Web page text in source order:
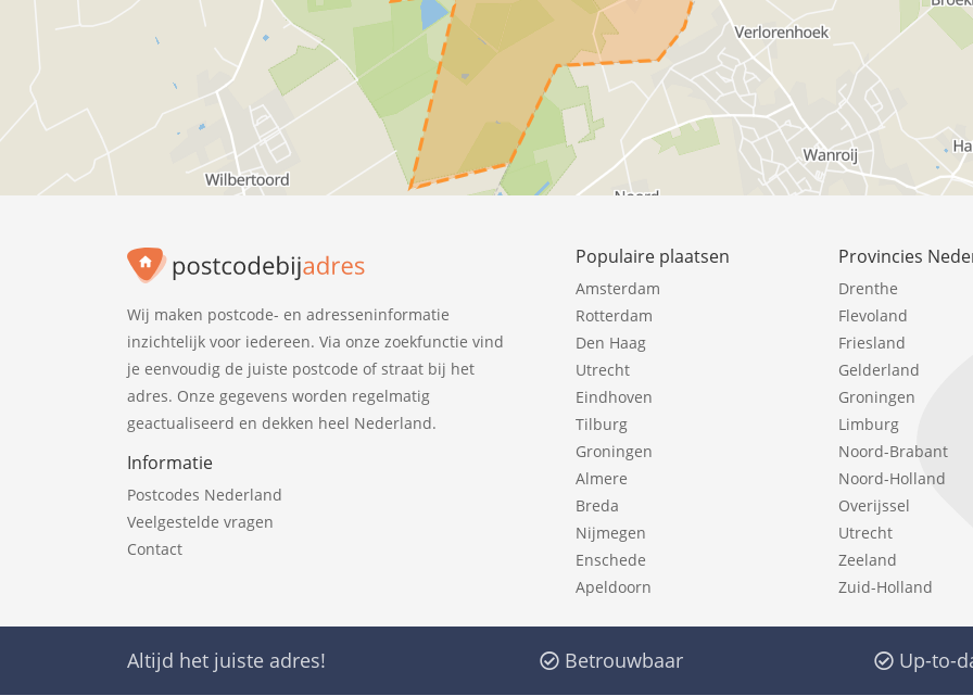
Wij maken postcode- en adresseninformatie
inzichtelijk voor iedereen. Via onze zoekfunctie vind
je eenvoudig de juiste postcode of straat bij het
adres. Onze gegevens worden regelmatig
geactualiseerd en dekken heel Nederland.
Informatie
Postcodes Nederland
Veelgestelde vragen
Contact
Populaire plaatsen
Amsterdam
Rotterdam
Den Haag
Utrecht
Eindhoven
Tilburg
Groningen
Almere
Breda
Nijmegen
Enschede
Apeldoorn
Provincies
Drenthe
Flevoland
Friesland
Gelderland
Groningen
Limburg
Noord-Brabant
Noord-Holland
Overijssel
Utrecht
Zeeland
Zuid-Holland
Altijd het juiste adres! Betrouwbaar Up-to-